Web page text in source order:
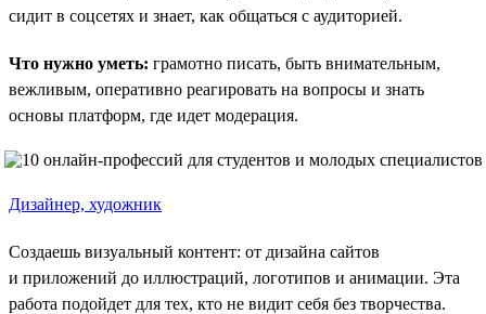
сидит в соцсетях и знает, как общаться с аудиторией.
Что нужно уметь: грамотно писать, быть внимательным,
вежливым, оперативно реагировать на вопросы и знать
основы платформ, где идет модерация.
Дизайнер, художник
Создаешь визуальный контент: от дизайна сайтов
и приложений до иллюстраций, логотипов и анимации. Эта
работа подойдет для тех, кто не видит себя без творчества.